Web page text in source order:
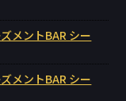
メントBAR シー
メントBAR シー